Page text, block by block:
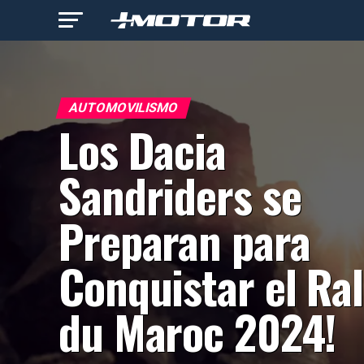
AUTOMOVILISMO
Los Dacia
Sandriders se
Preparan para
Conquistar el
du Maroc 2024!